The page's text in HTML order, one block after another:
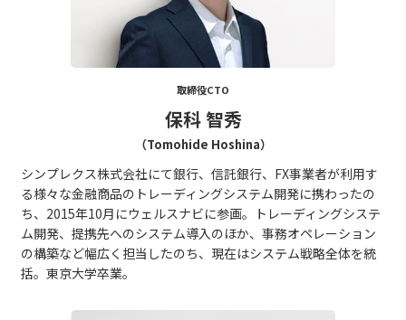
取締役CTO
保科 智秀
（Tomohide Hoshina）
シンプレクス株式会社にて銀行、信託銀行、FX事業者が利用す
る様々な金融商品のトレーディングシステム開発に携わったの
ち、2015年10月にウェルスナビに参画。トレーディングシステ
ム開発、提携先へのシステム導入のほか、事務オペレーション
の構築など幅広く担当したのち、現在はシステム戦略全体を統
括。東京大学卒業。